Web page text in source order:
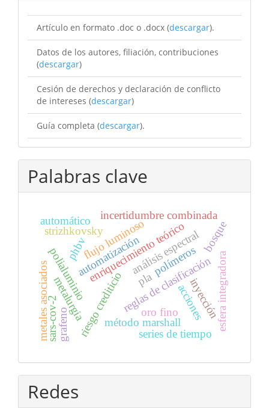
Artículo en formato .doc o .docx (descargar).
Datos de los autores, filiación, contribuciones
(descargar)
Cesión de derechos y declaración de conflicto
de intereses (descargar)
Guía completa (descargar).
Palabras clave
riesgo crediticioreglas de clasificación
automatización esfera integradora
flujo luminoso
incertidumbre combinada
polímeros
polialuminio
método marshall
enriquecimiento teórico
análisis espectral
strizhkovsky
metales asociadosmetalurgia
series de tiempo
acciones
automático
inyección
pla
phbv
oro fino
grafeno
sars-cov-2
bosque
Redes